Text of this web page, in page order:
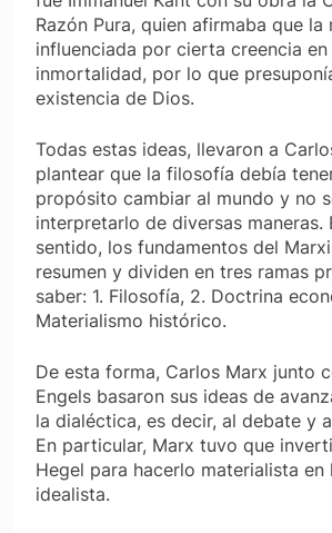
Razón Pura, quien afirmaba que la
influenciada por cierta creencia
inmortalidad, por lo que
existencia de Dios.
Todas estas ideas, llevaron a
plantear que la filosofía debía
propósito cambiar al mundo y no
interpretarlo de diversas maneras.
sentido, los fundamentos del
resumen y dividen en tres ramas
saber: 1. Filosofía, 2. Doctrina
Materialismo histórico.
De esta forma, Carlos Marx junto
Engels basaron sus ideas de
la dialéctica, es decir, al debate y
En particular, Marx tuvo que
Hegel para hacerlo materialista en
idealista.